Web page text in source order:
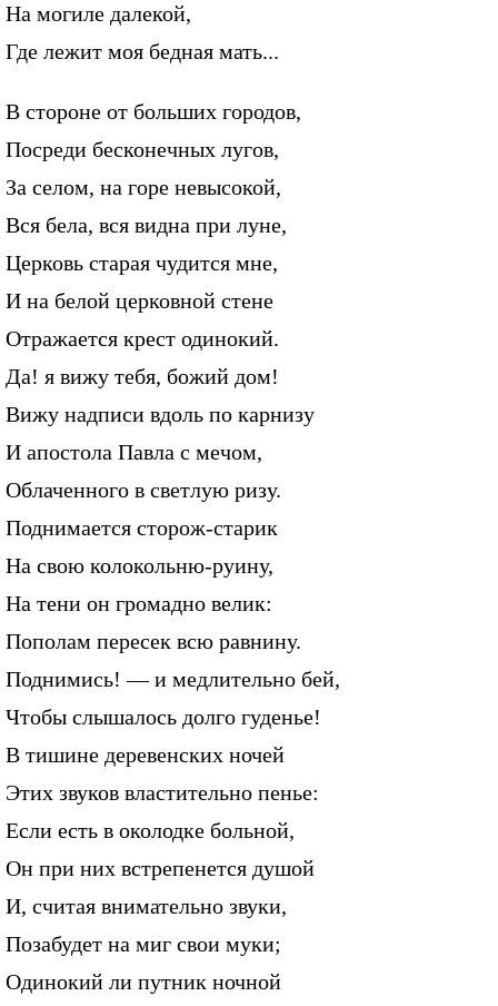
На могиле далекой,
Где лежит моя бедная мать...
В стороне от больших городов,
Посреди бесконечных лугов,
За селом, на горе невысокой,
Вся бела, вся видна при луне,
Церковь старая чудится мне,
И на белой церковной стене
Отражается крест одинокий.
Да! я вижу тебя, божий дом!
Вижу надписи вдоль по карнизу
И апостола Павла с мечом,
Облаченного в светлую ризу.
Поднимается сторож-старик
На свою колокольню-руину,
На тени он громадно велик:
Пополам пересек всю равнину.
Поднимись! — и медлительно бей,
Чтобы слышалось долго гуденье!
В тишине деревенских ночей
Этих звуков властительно пенье:
Если есть в околодке больной,
Он при них встрепенется душой
И, считая внимательно звуки,
Позабудет на миг свои муки;
Одинокий ли путник ночной